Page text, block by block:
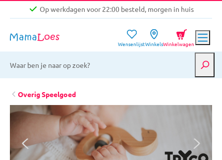
Op werkdagen voor 22:00 besteld, morgen in huis
Gratis verzending vanaf €39,-
Op werkdagen voor 22:00 besteld, morgen in huis
WensenlijstWinkelsWinkelwagen
0
Overig Speelgoed